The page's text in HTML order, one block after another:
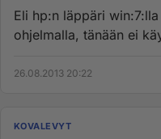
Eli hp:n läppäri
ohjelmalla, tänään ei
26.08.2013 20:22
KOVALEVYT